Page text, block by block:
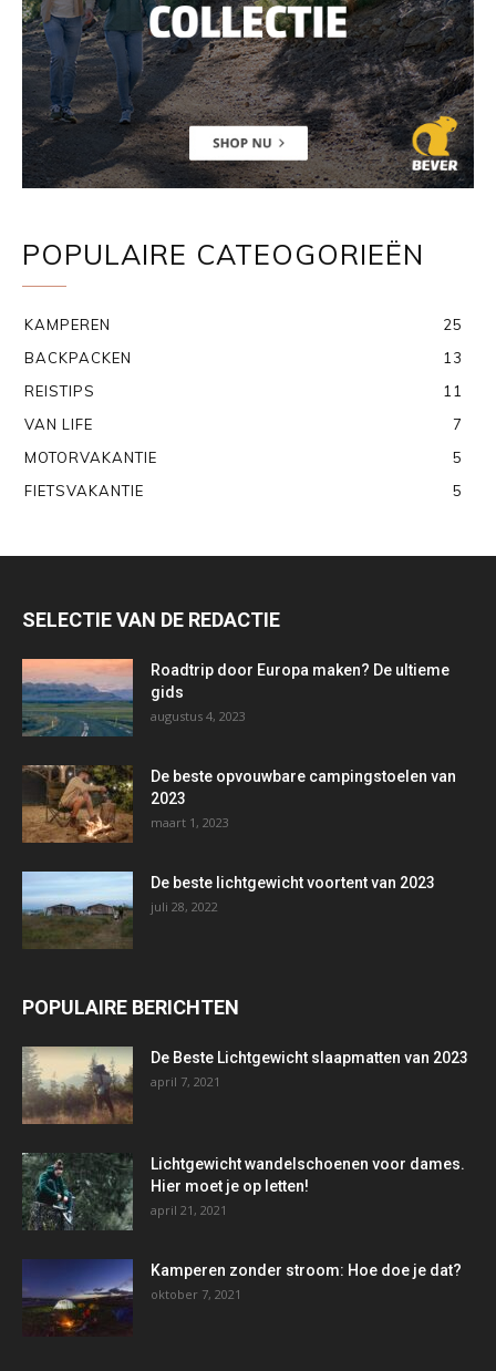
POPULAIRE CATEOGORIEËN
KAMPEREN
25
BACKPACKEN
13
REISTIPS
11
VAN LIFE
7
MOTORVAKANTIE
5
FIETSVAKANTIE
5
SELECTIE VAN DE REDACTIE
Roadtrip door Europa maken? De ultieme
gids
augustus 4, 2023
De beste opvouwbare campingstoelen van
2023
maart 1, 2023
De beste lichtgewicht voortent van 2023
juli 28, 2022
POPULAIRE BERICHTEN
De Beste Lichtgewicht slaapmatten van 2023
april 7, 2021
Lichtgewicht wandelschoenen voor dames.
Hier moet je op letten!
april 21, 2021
Kamperen zonder stroom: Hoe doe je dat?
oktober 7, 2021